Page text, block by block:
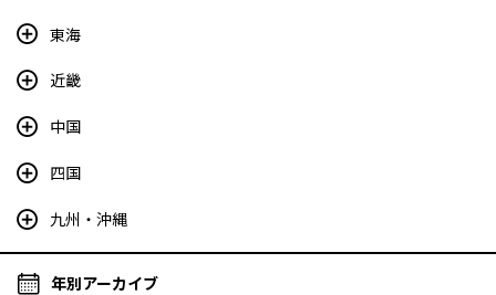
東海
近畿
中国
四国
九州・沖縄
年別アーカイブ